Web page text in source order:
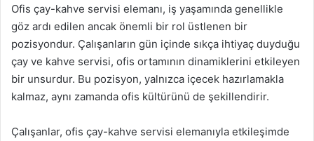
Ofis çay-kahve servisi elemanı, iş yaşamında genellikle
göz ardı edilen ancak önemli bir rol üstlenen bir
pozisyondur. Çalışanların gün içinde sıkça ihtiyaç duyduğu
çay ve kahve servisi, ofis ortamının dinamiklerini etkileyen
bir unsurdur. Bu pozisyon, yalnızca içecek hazırlamakla
kalmaz, aynı zamanda ofis kültürünü de şekillendirir.
Çalışanlar, ofis çay-kahve servisi elemanıyla etkileşimde